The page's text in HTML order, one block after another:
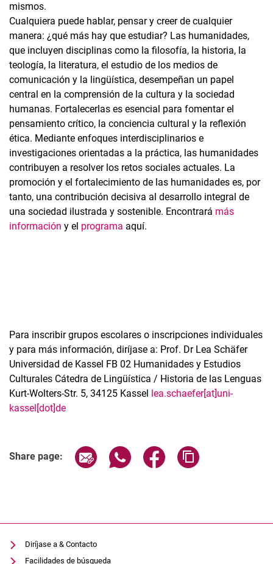
mismos.
Cualquiera puede hablar, pensar y creer de cualquier
manera: ¿qué más hay que estudiar? Las humanidades,
que incluyen disciplinas como la filosofía, la historia, la
teología, la literatura, el estudio de los medios de
comunicación y la lingüística, desempeñan un papel
central en la comprensión de la cultura y la sociedad
humanas. Fortalecerlas es esencial para fomentar el
pensamiento crítico, la conciencia cultural y la reflexión
ética. Mediante enfoques interdisciplinarios e
investigaciones orientadas a la práctica, las humanidades
contribuyen a resolver los retos sociales actuales. La
promoción y el fortalecimiento de las humanidades es, por
tanto, una contribución decisiva al desarrollo integral de
una sociedad ilustrada y sostenible. Encontrará más
información y el programa aquí.
Para inscribir grupos escolares o inscripciones individuales
y para más información, diríjase a: Prof. Dr Lea Schäfer
Universidad de Kassel FB 02 Humanidades y Estudios
Culturales Cátedra de Lingüística / Historia de las Lenguas
Kurt-Wolters-Str. 5, 34125 Kassel lea.schaefer[at]uni-
kassel[dot]de
Share page: Share page via email
Share page via WhatsApp
Share page via
Diríjase a & Contacto
Facilidades de búsqueda